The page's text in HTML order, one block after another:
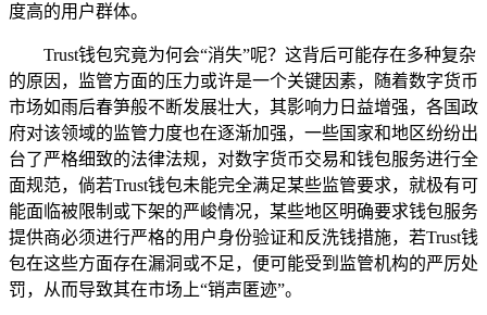
度高的用户群体。
Trust钱包究竟为何会“消失”呢？这背后可能存在多种复杂
的原因，监管方面的压力或许是一个关键因素，随着数字货币
市场如雨后春笋般不断发展壮大，其影响力日益增强，各国政
府对该领域的监管力度也在逐渐加强，一些国家和地区纷纷出
台了严格细致的法律法规，对数字货币交易和钱包服务进行全
面规范，倘若Trust钱包未能完全满足某些监管要求，就极有可
能面临被限制或下架的严峻情况，某些地区明确要求钱包服务
提供商必须进行严格的用户身份验证和反洗钱措施，若Trust钱
包在这些方面存在漏洞或不足，便可能受到监管机构的严厉处
罚，从而导致其在市场上“销声匿迹”。